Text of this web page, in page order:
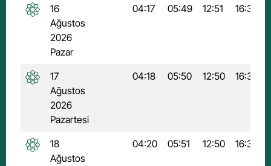
16
Ağustos
2026
Pazar
04:17 05:49 12:51 16:37
17
Ağustos
2026
Pazartesi
04:18 05:50 12:50 16:36
18
Ağustos
04:20 05:51 12:50 16:36